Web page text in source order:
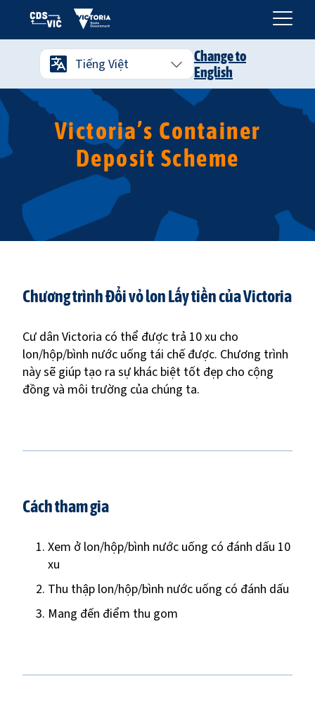
Tiếng Việt
Change to
English
Victoria’s Container
Deposit Scheme
Chương trình Đổi vỏ lon Lấy tiền của Victoria
Cư dân Victoria có thể được trả 10 xu cho
lon/hộp/bình nước uống tái chế được. Chương trình
này sẽ giúp tạo ra sự khác biệt tốt đẹp cho cộng
đồng và môi trường của chúng ta.
Cách tham gia
Xem ở lon/hộp/bình nước uống có đánh dấu 10
xu
Thu thập lon/hộp/bình nước uống có đánh dấu
Mang đến điểm thu gom